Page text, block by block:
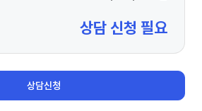
상담 신청 필요
상담신청